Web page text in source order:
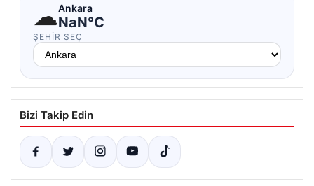
☁Ankara
NaN°C
ŞEHIR SEÇ
Bizi Takip Edin